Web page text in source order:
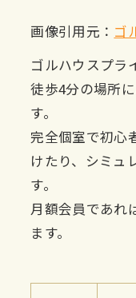
画像引用元： ゴ
ゴルハウスプラ
徒歩4分の場所
す。
完全個室で初心
けたり、シミュ
す。
月額会員であれ
ます。